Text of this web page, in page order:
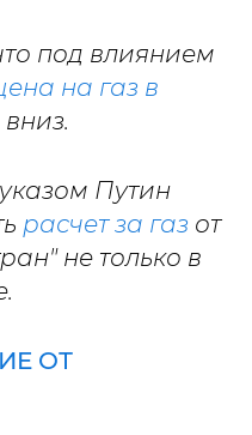
под влиянием
на газ в
Путин
расчет за газ от
не только в
ОТ